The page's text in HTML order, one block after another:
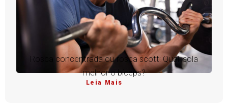
Rosca concentrada ou rosca scott: Qual isola
melhor o bíceps?
Leia Mais